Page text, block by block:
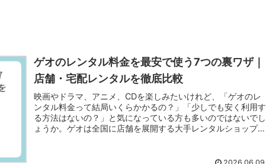
ゲオのレンタル料金を最安で使う7つの裏ワザ｜
店舗・宅配レンタルを徹底比較
映画やドラマ、アニメ、CDを楽しみたいけれど、「ゲオのレ
ンタル料金って結局いくらかかるの？」「少しでも安く利用す
る方法はないの？」と気になっている方も多いのではないでし
ょうか。ゲオは全国に店舗を展開する大手レンタルショップで